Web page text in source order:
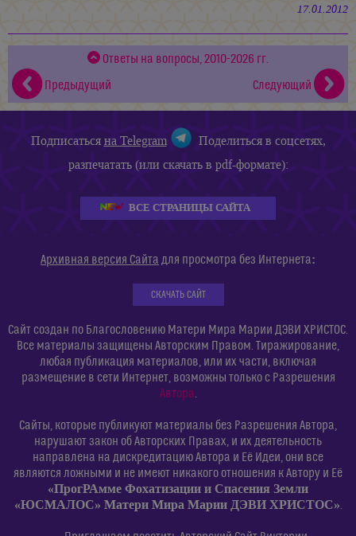
17.01.2012
Ответы на вопросы, 2010-2026 гг.
Предыдущий
Следующий
Подписатьсяна Telegram
Поделиться в соцсетях,
разпечатать (или скачать в pdf-формате):
ВСЕ СТРАНИЦЫ САЙТА
Архивная версия Сайта для просмотра без Интернета:
СКАЧАТЬ САЙТ
Сайт создан по Благословению Матери Мира Марии ДЭВИ ХРИСТОС.
Все материалы защищены Авторским Правом. Тиражирование,
любая публикация материалов, или их части, включая
размещение в сети Интернет, возможны только с Разрешения
Автора.
Сайты, которые публикуют материалы без Разрешения Автора,
нарушают закон об Авторских Правах, и их деятельность
направлена на дискредитацию Автора и Её Идеи, они все
являются ложными и не имеют никакого отношения к Автору и Её
«ПрогРАмме Фохатизации и Спасения Земли
«ЮСМАЛОС» Матери Мира Марии ДЭВИ ХРИСТОС».